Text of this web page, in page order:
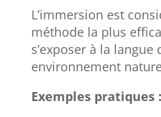
L’immersion est
méthode la plus
s’exposer à la langue
environnement
Exemples pratiques :